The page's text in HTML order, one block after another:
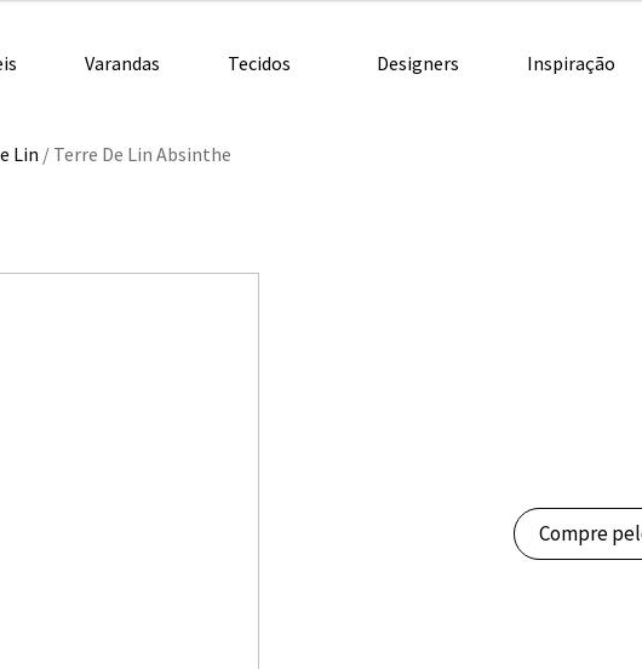
Varandas Tecidos Designers Inspiração
Lin / Terre De Lin Absinthe
Compre